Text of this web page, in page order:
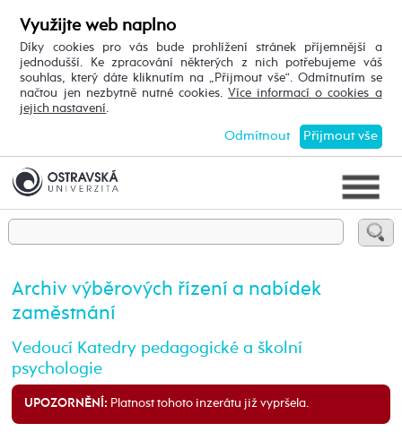
Využijte web naplno
Díky cookies pro vás bude prohlížení stránek příjemnější a
jednodušší. Ke zpracování některých z nich potřebujeme váš
souhlas, který dáte kliknutím na „Přijmout vše“. Odmítnutím se
načtou jen nezbytně nutné cookies.Více informací o cookies a
jejich nastavení
Přijmout vše
Odmítnout
Archiv výběrových řízení a nabídek
zaměstnání
Vedoucí Katedry pedagogické a školní
psychologie
UPOZORNĚNÍ: Platnost tohoto inzerátu již vypršela.